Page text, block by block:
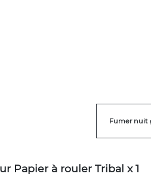
Fumer nuit
Papier à rouler Tribal x 1